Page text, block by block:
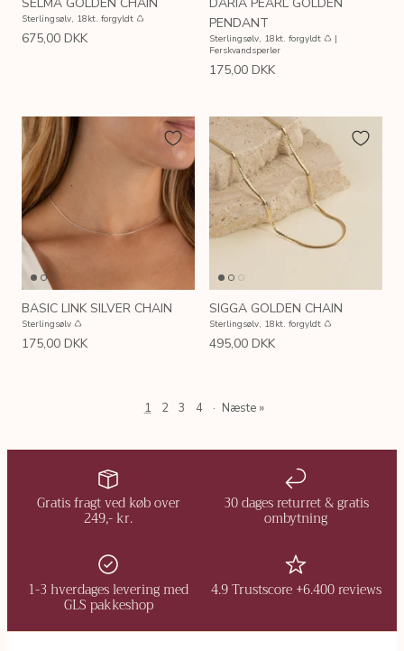
Sterlingsølv, 18kt. forgyldt ♺
675,00 DKK
PENDANT
Sterlingsølv, 18kt. forgyldt ♺ |
Ferskvandsperler
175,00 DKK
BASIC LINK SILVER CHAIN
Sterlingsølv ♺
175,00 DKK
SIGGA GOLDEN CHAIN
Sterlingsølv, 18kt. forgyldt ♺
495,00 DKK
1 2 3 4 · Næste »
Gratis fragt ved køb over
249,- kr.
30 dages returret & gratis
ombytning
1-3 hverdages levering med
GLS pakkeshop
4.9 Trustscore +6.400 reviews